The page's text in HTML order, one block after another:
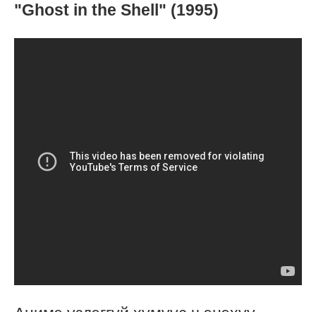
"Ghost in the Shell" (1995)